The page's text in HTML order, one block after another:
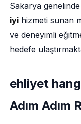
Sakarya genelinde
iyi hizmeti sunan
ve deneyimli
hedefe
ehliyet
Adım Adım